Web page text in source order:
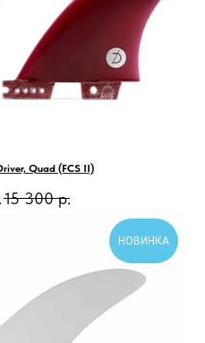
Quad (FCS II)
15 300 р.
НОВИНКА